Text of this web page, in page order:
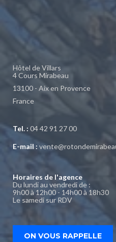
Hôtel de Villars
4 Cours Mirabeau
13100 - Aix en Provence
France
Tel. : 04 42 91 27 00
E-mail :
Horaires de l'agence
Du lundi au vendredi de :
9h00 à 12h00 - 14h00 à 18h30
Le samedi sur RDV
ON VOUS RAPPELLE